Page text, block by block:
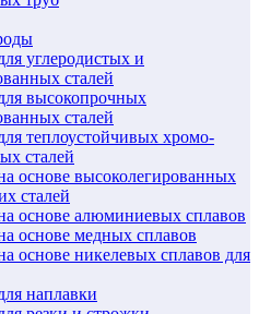
углеродистых и
сталей
высокопрочных
сталей
теплоустойчивых хромо-
сталей
основе высоколегированных
сталей
основе алюминиевых сплавов
основе медных сплавов
основе никелевых сплавов для
наплавки